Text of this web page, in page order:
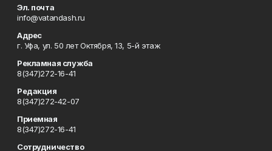
Эл. почта
info@vatandash.ru
Адрес
г. Уфа, ул. 50 лет Октября, 13, 5-й этаж
Рекламная служба
8(347)272-16-41
Редакция
8(347)272-42-07
Приемная
8(347)272-16-41
Сотрудничество